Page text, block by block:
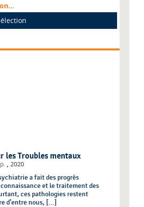
les Troubles mentaux
2020
a fait des progrès
et le traitement des
ces pathologies restent
d’entre nous, [...]